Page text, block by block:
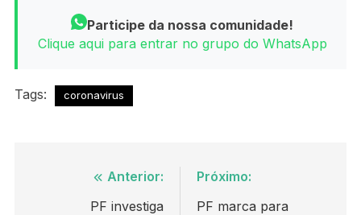
Participe da nossa comunidade!
Clique aqui para entrar no grupo do WhatsApp
Tags: coronavirus
NavegaçãoAnterior:
PF investiga
Próximo:
PF marca para